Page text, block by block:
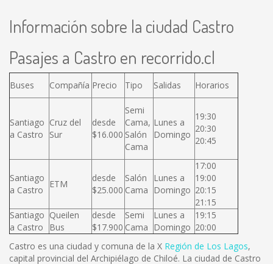
Información sobre la ciudad Castro
Pasajes a Castro en recorrido.cl
Buses Compañía Precio Tipo Salidas Horarios
Santiago
a Castro
Cruz del
Sur
desde
$16.000
Semi
Cama,
Salón
Cama
Lunes a
Domingo
19:30
20:30
20:45
Santiago
a Castro
ETM
desde
$25.000
Salón
Cama
Lunes a
Domingo
17:00
19:00
20:15
21:15
Santiago
a Castro
Queilen
Bus
desde
$17.900
Semi
Cama
Lunes a
Domingo
19:15
20:00
Castro es una ciudad y comuna de la X Región de Los Lagos,
capital provincial del Archipiélago de Chiloé. La ciudad de Castro